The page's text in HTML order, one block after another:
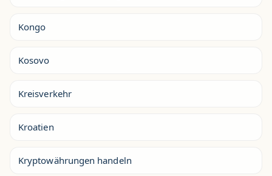
Kongo
Kosovo
Kreisverkehr
Kroatien
Kryptowährungen handeln